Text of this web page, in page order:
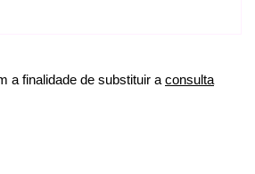
a finalidade de substituir aconsulta